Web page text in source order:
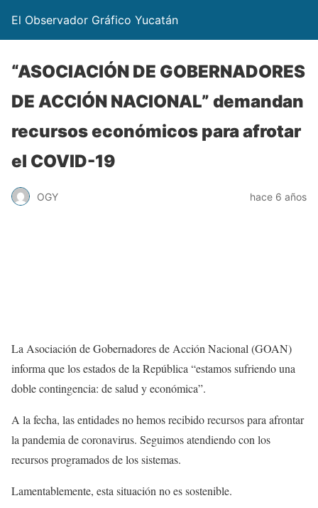
El Observador Gráfico Yucatán
“ASOCIACIÓN DE GOBERNADORES
DE ACCIÓN NACIONAL” demandan
recursos económicos para afrotar
el COVID-19
OGY hace 6 años
La Asociación de Gobernadores de Acción Nacional (GOAN)
informa que los estados de la República “estamos sufriendo una
doble contingencia: de salud y económica”.
A la fecha, las entidades no hemos recibido recursos para afrontar
la pandemia de coronavirus. Seguimos atendiendo con los
recursos programados de los sistemas.
Lamentablemente, esta situación no es sostenible.